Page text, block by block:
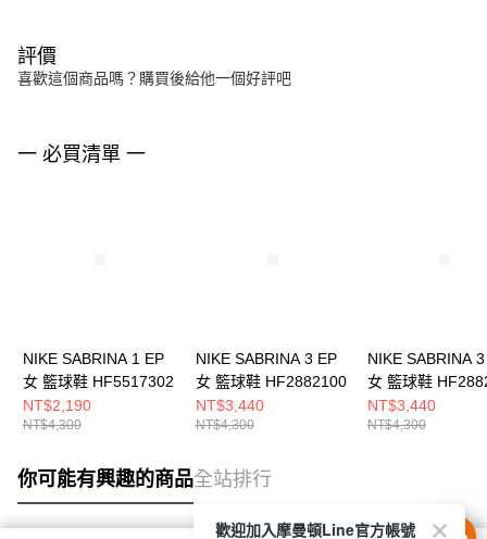
評價
喜歡這個商品嗎？購買後給他一個好評吧
一 必買清單 一
NIKE SABRINA 1 EP
女 籃球鞋 HF5517302
NT$2,190
NT$4,300
NIKE SABRINA 3 EP
女 籃球鞋 HF2882100
NT$3,440
NT$4,300
NIKE SABRINA
女 籃球鞋
NT$3,440
NT$4,300
你可能有興趣的商品全站排行
歡迎加入摩曼頓Line官方帳號